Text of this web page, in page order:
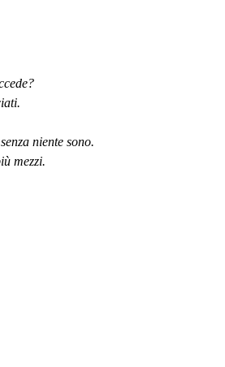
niente sono.
mezzi.